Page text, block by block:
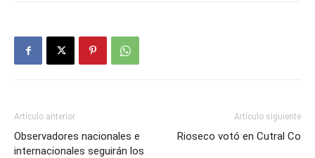
Artículo anterior
Observadores nacionales e
internacionales seguirán los
Artículo siguiente
Rioseco votó en Cutral Co